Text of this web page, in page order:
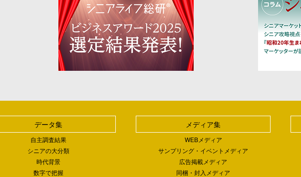
データ集
自主調査結果
シニアの大分類
時代背景
数字で把握
メディア集
WEBメディア
サンプリング・イベントメディア
広告掲載メディア
同梱・封入メディア